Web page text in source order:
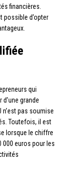
financières.
possible d’opter
qui
grande
n’est pas soumise
Toutefois, il est
lorsque le chiffre
000 euros pour les